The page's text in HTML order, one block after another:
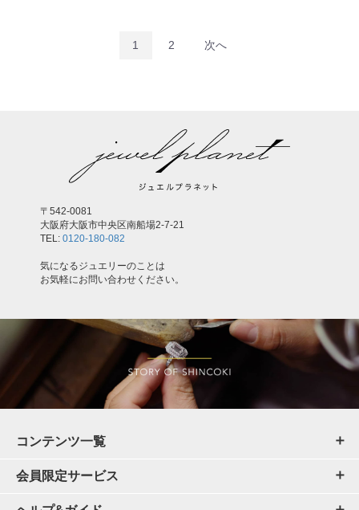
1 2 次へ
〒542-0081
大阪府大阪市中央区南船場2-7-21
TEL: 0120-180-082
気になるジュエリーのことは
お気軽にお問い合わせください。
コンテンツ一覧
会員限定サービス